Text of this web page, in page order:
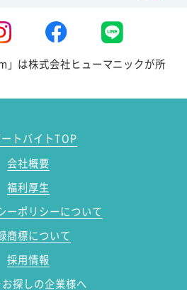
」は株式会社ヒューマニックが所
ートバイトTOP
会社概要
福利厚生
ーポリシーについて
商標について
採用情報
お探しの企業様へ